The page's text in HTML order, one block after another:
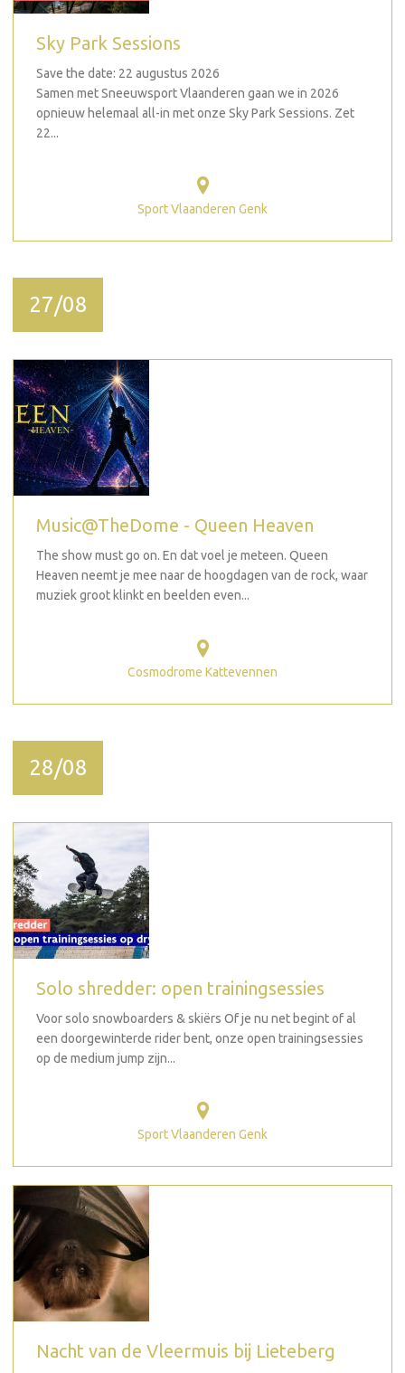
Sky Park Sessions
Save the date: 22 augustus 2026
Samen met Sneeuwsport Vlaanderen gaan we in 2026
opnieuw helemaal all-in met onze Sky Park Sessions. Zet
22...
Sport Vlaanderen Genk
27/08
Music@TheDome - Queen Heaven
The show must go on. En dat voel je meteen. Queen
Heaven neemt je mee naar de hoogdagen van de rock, waar
muziek groot klinkt en beelden even...
Cosmodrome Kattevennen
28/08
Solo shredder: open trainingsessies
Voor solo snowboarders & skiërs Of je nu net begint of al
een doorgewinterde rider bent, onze open trainingsessies
op de medium jump zijn...
Sport Vlaanderen Genk
Nacht van de Vleermuis bij Lieteberg